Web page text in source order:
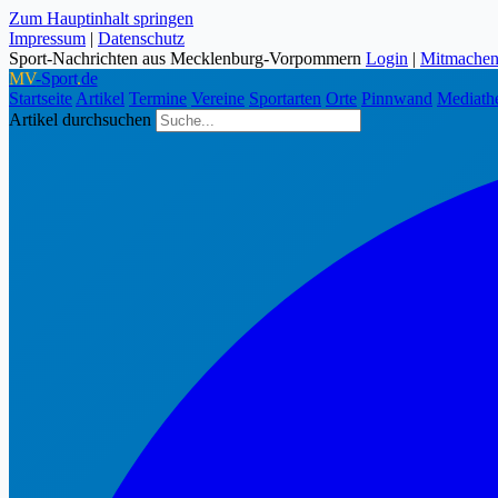
Zum Hauptinhalt springen
Impressum | Datenschutz
Sport-Nachrichten aus Mecklenburg-Vorpommern Login | Mitmachen
MV-Sport.de
Startseite Artikel Termine Vereine Sportarten Orte Pinnwand
Artikel durchsuchen